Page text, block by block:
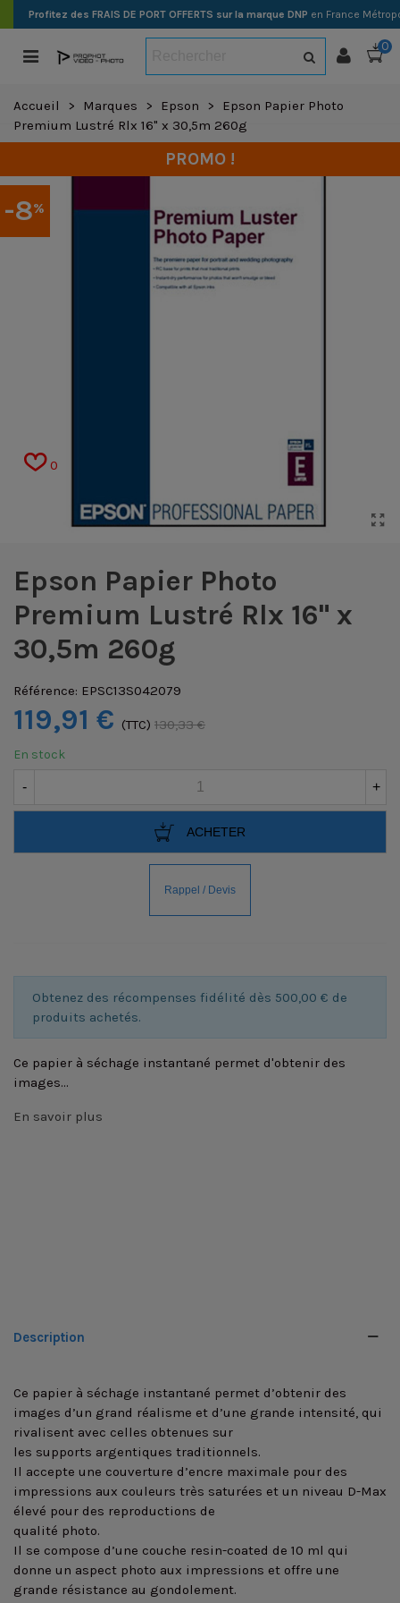
Profitez des FRAIS DE PORT OFFERTS sur la marque DNP en France
0
Accueil > Marques > Epson >
Epson Papier Photo
Premium Lustré Rlx 16" x 30,5m 260g
-8%
PROMO !
0
Epson Papier Photo
Premium Lustré Rlx 16" x
30,5m 260g
Référence: EPSC13S042079
119,91 € (TTC) 130,33 €
En stock
- +
ACHETER
Obtenez des récompenses fidélité dès 500,00 € de
produits achetés.
Ce papier à séchage instantané permet d'obtenir des
images...
En savoir plus
Description
Ce papier à séchage instantané permet d’obtenir des
images d’un grand réalisme et d’une grande intensité, qui
rivalisent avec celles obtenues sur
les supports argentiques traditionnels.
Il accepte une couverture d’encre maximale pour des
impressions aux couleurs très saturées et un niveau D-Max
élevé pour des reproductions de
qualité photo.
Il se compose d’une couche resin-coated de 10 ml qui
donne un aspect photo aux impressions et offre une
grande résistance au gondolement.